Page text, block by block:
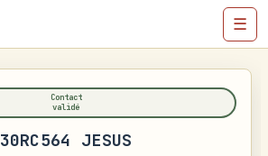
☰
Contact
validé
30RC564 JESUS